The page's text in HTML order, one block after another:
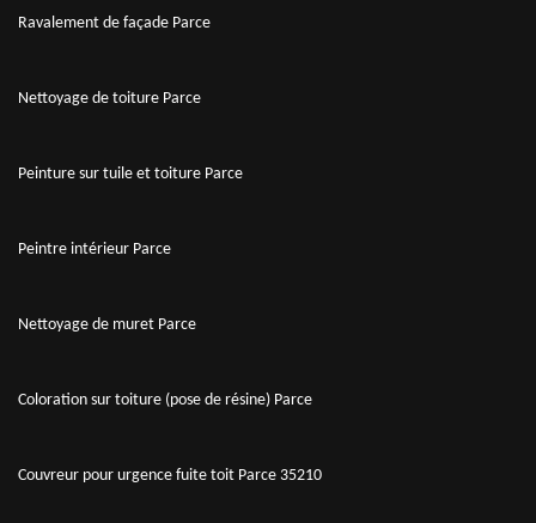
Ravalement de façade Parce
Nettoyage de toiture Parce
Peinture sur tuile et toiture Parce
Peintre intérieur Parce
Nettoyage de muret Parce
Coloration sur toiture (pose de résine) Parce
Couvreur pour urgence fuite toit Parce 35210